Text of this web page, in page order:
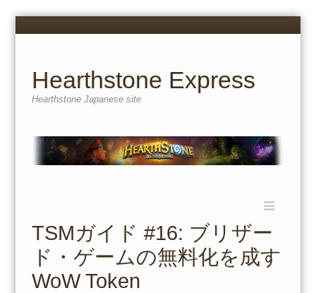
Menu
Hearthstone Express
Hearthstone Japanese site
content
TSMガイド #16: ブリザー
ド・ゲームの無料化を成す
WoW Token